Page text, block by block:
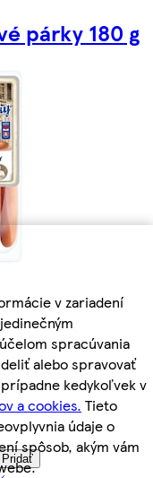
v zariadení
spracúvania
alebo spravovať
kedykoľvek v
a cookies. Tieto
údaje o
spôsob, akým vám
párky 180 g
Pridať